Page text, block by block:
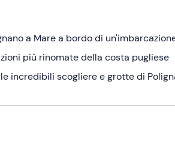
a Mare a bordo di
più rinomate della costa pugliese
incredibili scogliere e grotte di